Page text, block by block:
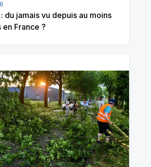
du jamais vu depuis au moins
en France ?